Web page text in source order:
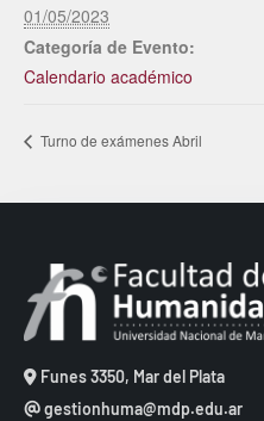
01/05/2023
Categoría de Evento:
Calendario académico
Turno de exámenes Abril
Funes 3350, Mar del Plata
gestionhuma@mdp.edu.ar